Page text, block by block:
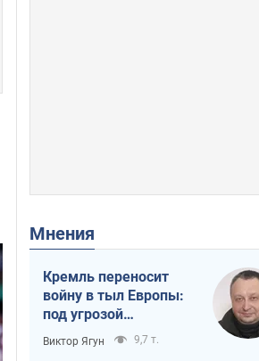
Мнения
Кремль переносит
войну в тыл Европы:
под угрозой
критическая
логистика
Виктор Ягун 9,7 т.